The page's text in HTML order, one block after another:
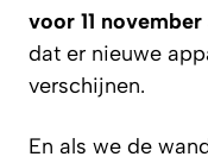
voor 11
dat er nieuwe
verschijnen.
En als we de